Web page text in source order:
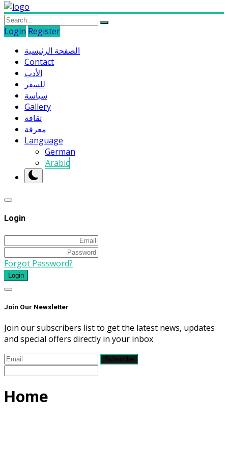
Login Register
الصفحة الرئيسية
Contact
الأدب
للسفر
سياسة
Gallery
ثقافة
معرفة
Language
German
Arabic
Login
Forgot Password?
Login
Join Our Newsletter
Join our subscribers list to get the latest news, updates
and special offers directly in your inbox
Home